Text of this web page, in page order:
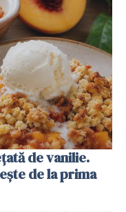
de vanilie.
de la prima